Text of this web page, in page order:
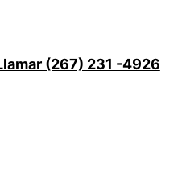
(267) 231 -4926